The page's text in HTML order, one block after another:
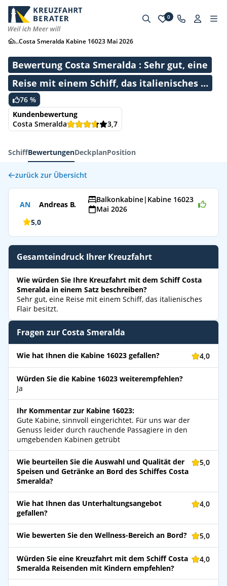
0
...Costa Smeralda Kabine 16023 Mai 2026
Bewertung Costa Smeralda : Sehr gut, eine
Reise mit einem Schiff, das italienisches …
76 %
Kundenbewertung
Costa Smeralda
3,7
SchiffBewertungenDeckplanPosition
zurück zur Übersicht
AN Andreas B. Balkonkabine| Kabine 16023
Mai 2026
5,0
Gesamteindruck Ihrer Kreuzfahrt
Wie würden Sie Ihre Kreuzfahrt mit dem Schiff Costa
Smeralda in einem Satz beschreiben?
Sehr gut, eine Reise mit einem Schiff, das italienisches
Flair besitzt.
Fragen zur Costa Smeralda
Wie hat Ihnen die Kabine 16023 gefallen? 4,0
Würden Sie die Kabine 16023 weiterempfehlen?
Ja
Ihr Kommentar zur Kabine 16023:
Gute Kabine, sinnvoll eingerichtet. Für uns war der
Genuss leider durch rauchende Passagiere in den
umgebenden Kabinen getrübt
Wie beurteilen Sie die Auswahl und Qualität der
Speisen und Getränke an Bord des Schiffes Costa
Smeralda?
5,0
Wie hat Ihnen das Unterhaltungsangebot
gefallen?
4,0
Wie bewerten Sie den Wellness-Bereich an Bord? 5,0
Würden Sie eine Kreuzfahrt mit dem Schiff Costa
Smeralda Reisenden mit Kindern empfehlen?
4,0